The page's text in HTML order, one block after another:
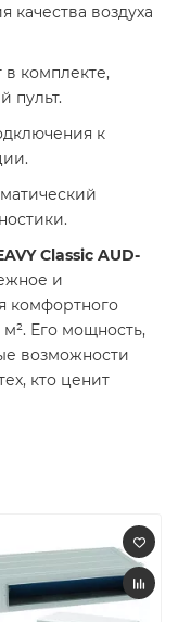
качества воздуха
комплекте,
пульт.
к
Classic AUD-
и
комфортного
Его мощность,
возможности
кто ценит